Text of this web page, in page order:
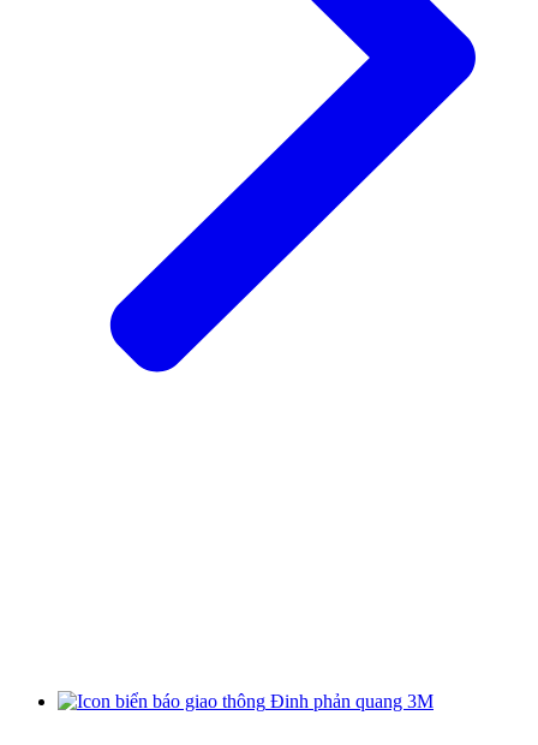
Đinh phản quang 3M